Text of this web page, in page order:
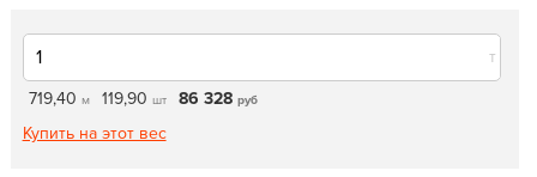
т
719,40 м 119,90 шт 86 328 руб
Купить на этот вес